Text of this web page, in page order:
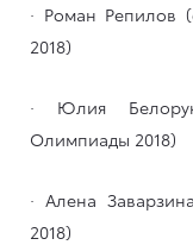
· Роман Репилов
2018)
· Юлия
Олимпиады 2018)
· Алена
2018)